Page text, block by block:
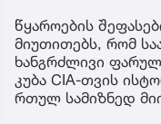
წყაროების
მიუთითებს, რომ
ხანგრძლივი
კუბა CIA-თვის
რთულ სამიზნედ